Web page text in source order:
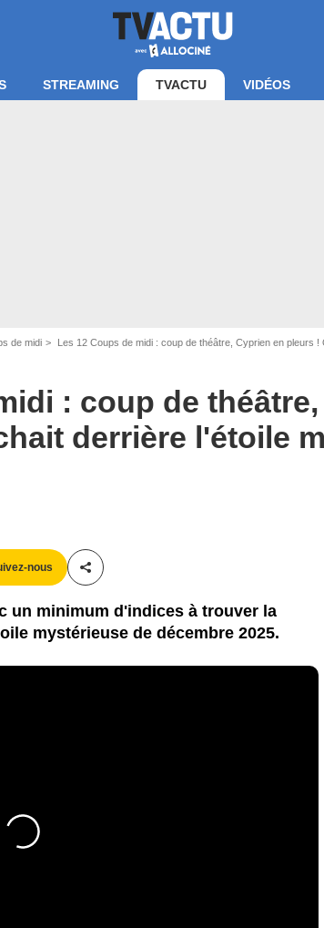
STREAMING TVACTU VIDÉOS
de midi Les 12 Coups de midi : coup de théâtre, Cyprien en pleurs
: coup de
derrière l'étoile
nous
Partager cet article
un minimum d'indices à trouver la
mystérieuse de décembre 2025.